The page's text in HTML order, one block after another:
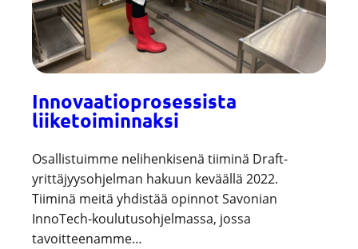
Innovaatioprosessista
liiketoiminnaksi
Osallistuimme nelihenkisenä tiiminä Draft-
yrittäjyysohjelman hakuun keväällä 2022.
Tiiminä meitä yhdistää opinnot Savonian
InnoTech-koulutusohjelmassa, jossa
tavoitteenamme…